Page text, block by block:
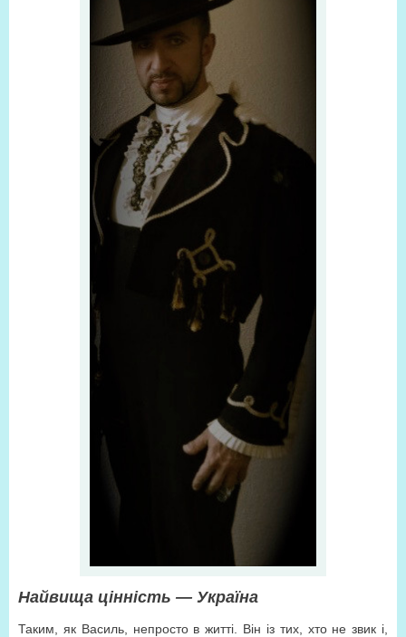
Найвища цінність — Україна
Таким, як Василь, непросто в житті. Він із тих, хто не звик і,